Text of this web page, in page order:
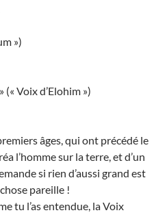
»)
Voix d’Elohim »)
âges, qui ont précédé le
l’homme sur la terre, et d’un
si rien d’aussi grand est
pareille !
tu l’as entendue, la Voix